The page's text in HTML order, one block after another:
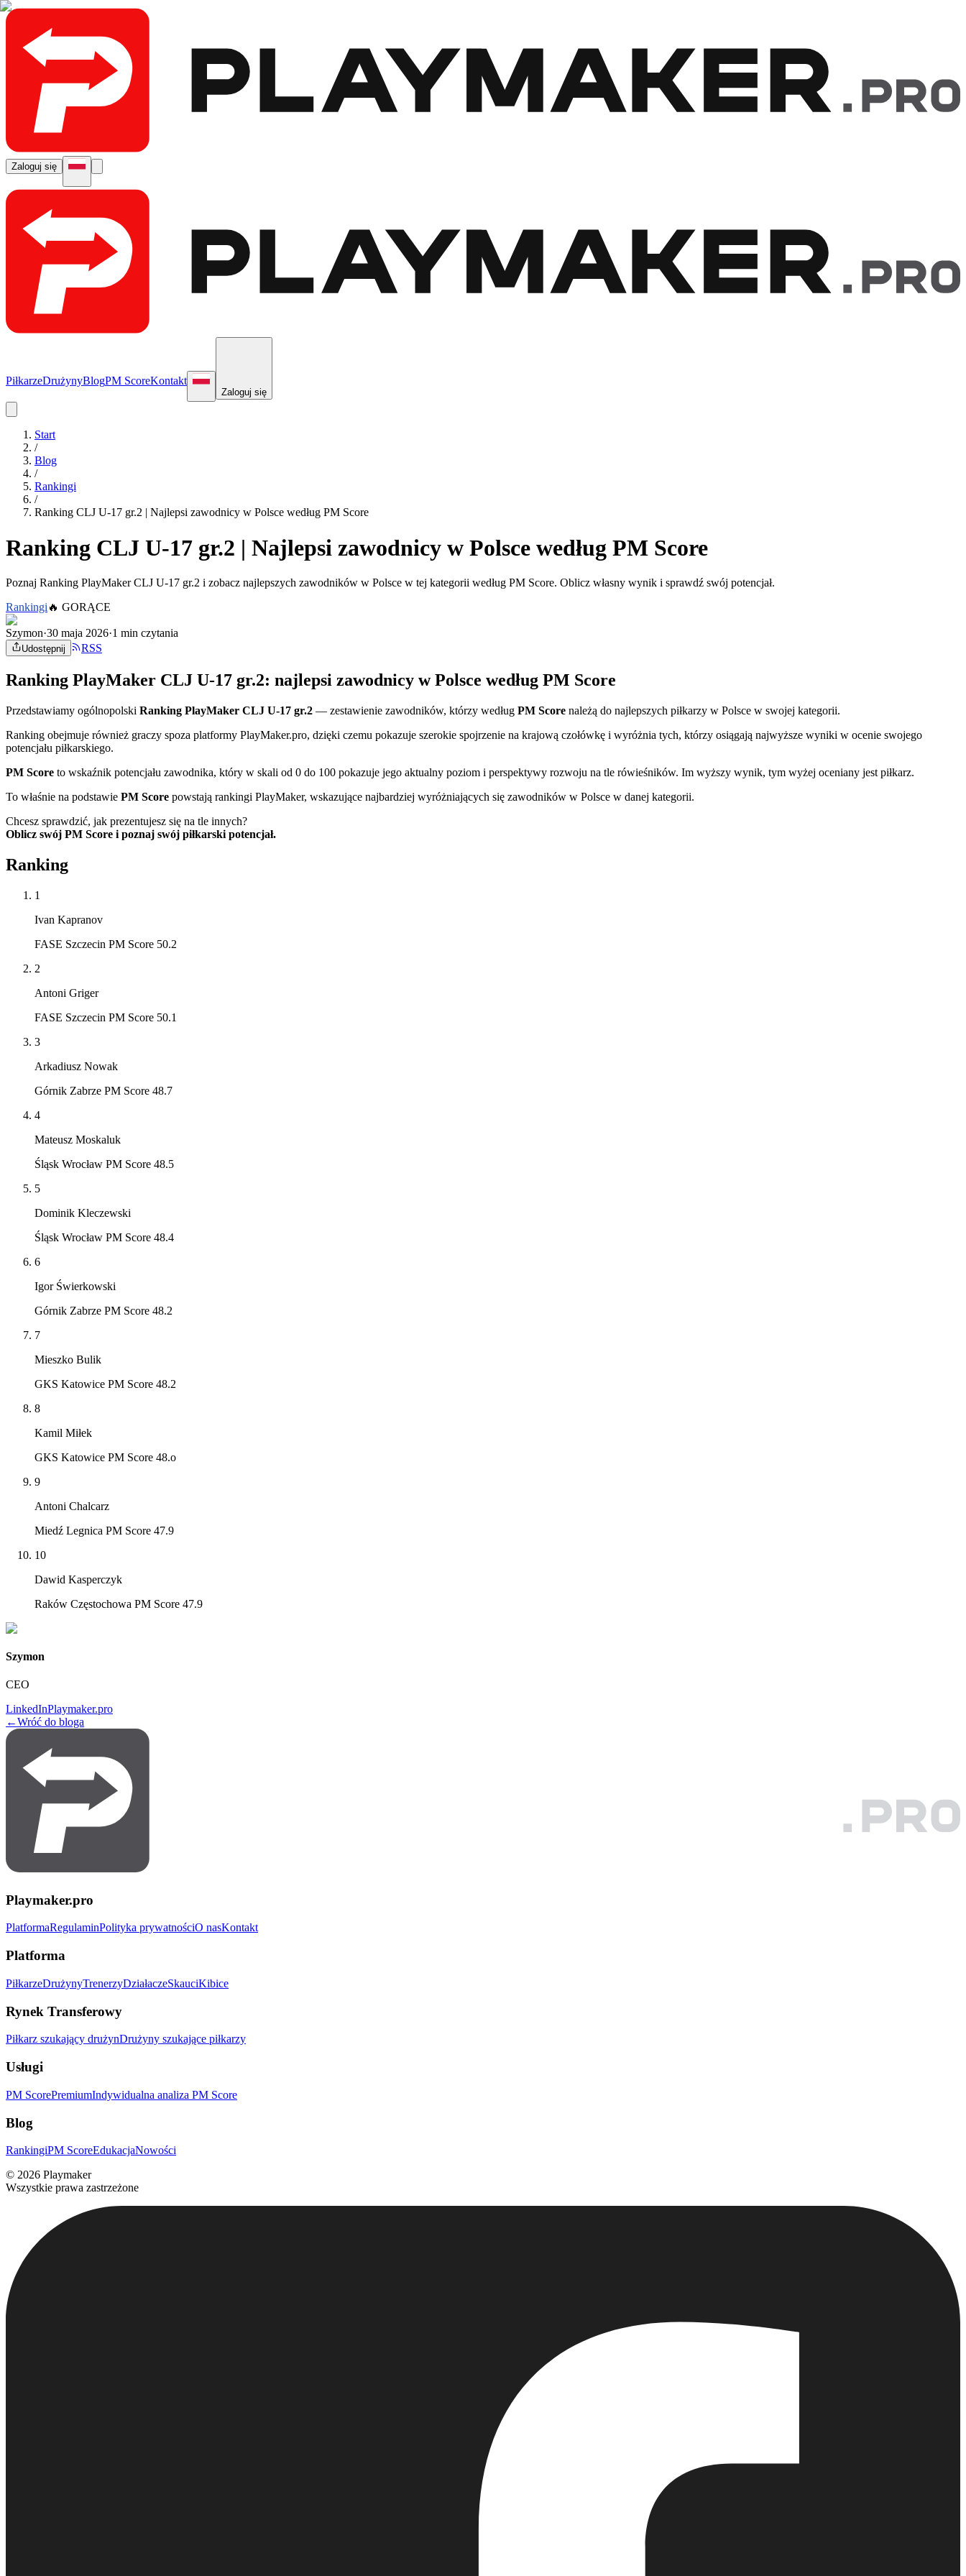
Zaloguj się
PiłkarzeDrużynyBlogPM ScoreKontakt
Zaloguj się
Start
/
Blog
/
Rankingi
/
Ranking CLJ U-17 gr.2 | Najlepsi zawodnicy w Polsce według PM Score
Ranking CLJ U-17 gr.2 | Najlepsi zawodnicy w Polsce według PM Score
Poznaj Ranking PlayMaker CLJ U-17 gr.2 i zobacz najlepszych zawodników w Polsce w tej kategorii według PM Score. Oblicz własny wynik i sprawdź swój potencjał.
Rankingi 🔥 GORĄCE
Szymon·30 maja 2026·1 min czytania
Udostępnij RSS
Ranking PlayMaker CLJ U-17 gr.2: najlepsi zawodnicy w Polsce według PM Score
Przedstawiamy ogólnopolski Ranking PlayMaker CLJ U-17 gr.2 — zestawienie zawodników, którzy według PM Score należą do najlepszych piłkarzy w Polsce w swojej kategorii.
Ranking obejmuje również graczy spoza platformy PlayMaker.pro, dzięki czemu pokazuje szerokie spojrzenie na krajową czołówkę i wyróżnia tych, którzy osiągają najwyższe wyniki w ocenie swojego
potencjału piłkarskiego.
PM Score to wskaźnik potencjału zawodnika, który w skali od 0 do 100 pokazuje jego aktualny poziom i perspektywy rozwoju na tle rówieśników. Im wyższy wynik, tym wyżej oceniany jest piłkarz.
To właśnie na podstawie PM Score powstają rankingi PlayMaker, wskazujące najbardziej wyróżniających się zawodników w Polsce w danej kategorii.
Chcesz sprawdzić, jak prezentujesz się na tle innych?
Oblicz swój PM Score i poznaj swój piłkarski potencjał.
Ranking
1
Ivan Kapranov
FASE Szczecin PM Score 50.2
2
Antoni Griger
FASE Szczecin PM Score 50.1
3
Arkadiusz Nowak
Górnik Zabrze PM Score 48.7
4
Mateusz Moskaluk
Śląsk Wrocław PM Score 48.5
5
Dominik Kleczewski
Śląsk Wrocław PM Score 48.4
6
Igor Świerkowski
Górnik Zabrze PM Score 48.2
7
Mieszko Bulik
GKS Katowice PM Score 48.2
8
Kamil Miłek
GKS Katowice PM Score 48.o
9
Antoni Chalcarz
Miedź Legnica PM Score 47.9
10
Dawid Kasperczyk
Raków Częstochowa PM Score 47.9
Szymon
CEO
LinkedInPlaymaker.pro
←Wróć do bloga
Playmaker.pro
PlatformaRegulaminPolityka prywatnościO nasKontakt
Platforma
PiłkarzeDrużynyTrenerzyDziałaczeSkauciKibice
Rynek Transferowy
Piłkarz szukający drużynDrużyny szukające piłkarzy
Usługi
PM ScorePremiumIndywidualna analiza PM Score
Blog
RankingiPM ScoreEdukacjaNowości
© 2026 Playmaker
Wszystkie prawa zastrzeżone